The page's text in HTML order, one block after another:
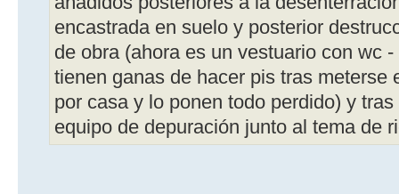
encastrada en suelo y posterior
de obra (ahora es un vestuario con wc
tienen ganas de hacer pis tras meterse
por casa y lo ponen todo perdido) y
equipo de depuración junto al tema de